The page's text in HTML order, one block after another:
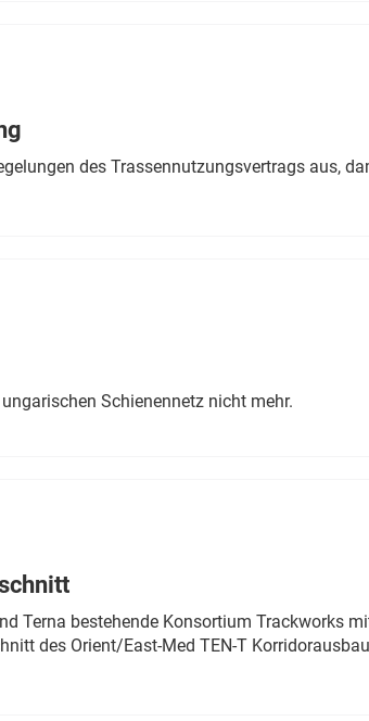
des Trassennutzungsvertrags aus,
Schienennetz nicht mehr.
Terna bestehende Konsortium Trackworks
des Orient/East-Med TEN-T